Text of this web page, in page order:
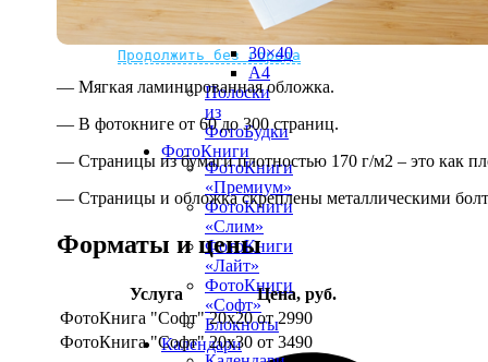
Не нашли Ваш город?
Мы доставляем по всему миру
Продолжить без города
20×30
30×30
30×40
A4
Полоски
из
ФотоБудки
ФотоКниги
ФотоКниги
«Премиум»
ФотоКниги
«Слим»
ФотоКниги
«Лайт»
ФотоКниги
«Софт»
Блокноты
Календари
— Мягкая ламинированная обложка.
— В фотокниге от 60 до 300 страниц.
— Страницы из бумаги плотностью 170 г/м2 – это как
— Страницы и обложка скреплены металлическими
Форматы и цены
Услуга
Цена, руб.
ФотоКнига "Софт" 20х20 от 2990
ФотоКнига "Софт" 20х30 от 3490